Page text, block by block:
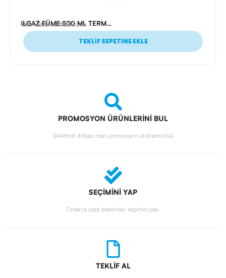
ILGAZ FÜME 500 ML TERMOS
Ürün Kodu: 26083
Termoslar ve Mataralar
TEKLİF SEPETİNE EKLE
PROMOSYON ÜRÜNLERİNİ BUL
Şirketinin ihtiyacı olan promosyon ürünlerini bul.
SEÇİMİNİ YAP
Onlarca çeşit arasından seçimini yap.
TEKLİF AL